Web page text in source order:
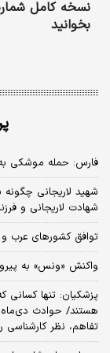
نسخه کامل شماره
بخوانید
فارس: حمله موشکی
شهید لاریجانی
شهادت لاریجانی و
توافق کشورهای عرب و
واکنش «ونس» به
پزشکیان: تنها کسانی
هستند/ حوادث دی‌ماه
تفاهم، نظر کارشناسی